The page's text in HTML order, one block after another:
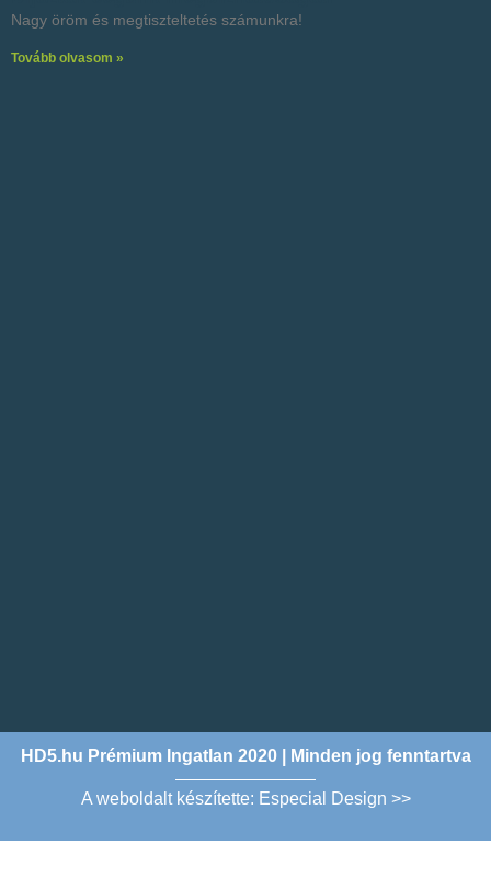
Nagy öröm és megtiszteltetés számunkra!
Tovább olvasom »
HD5.hu Prémium Ingatlan 2020 | Minden jog fenntartva
A weboldalt készítette: Especial Design >>